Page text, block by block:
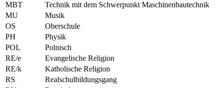
MBT
Technik mit dem Schwerpunkt Maschinenbautechnik
MU
Musik
OS
Oberschule
PH
Physik
POL
Polnisch
RE/e
Evangelische Religion
RE/k
Katholische Religion
RS
Realschulbildungsgang